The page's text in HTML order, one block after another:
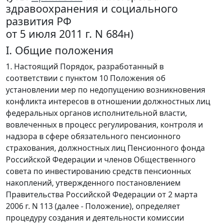
здравоохранения и социального
развития РФ
от 5 июля 2011 г. N 684н)
I. Общие положения
1. Настоящий Порядок, разработанный в
соответствии с пунктом 10 Положения об
установлении мер по недопущению возникновения
конфликта интересов в отношении должностных лиц
федеральных органов исполнительной власти,
вовлеченных в процесс регулирования, контроля и
надзора в сфере обязательного пенсионного
страхования, должностных лиц Пенсионного фонда
Российской Федерации и членов Общественного
совета по инвестированию средств пенсионных
накоплений, утвержденного постановлением
Правительства Российской Федерации от 2 марта
2006 г. N 113 (далее - Положение), определяет
процедуру создания и деятельности комиссии